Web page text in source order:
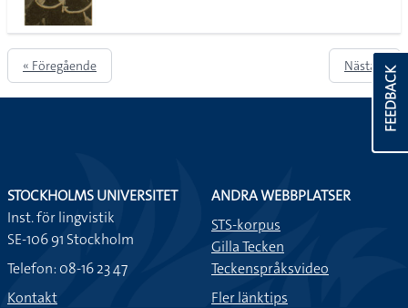
« Föregående Nästa » FEEDBACK
STOCKHOLMS UNIVERSITET
Inst. för lingvistik
SE-106 91 Stockholm
Telefon: 08-16 23 47
Kontakt
ANDRA WEBBPLATSER
STS-korpus
Gilla Tecken
Teckenspråksvideo
Fler länktips